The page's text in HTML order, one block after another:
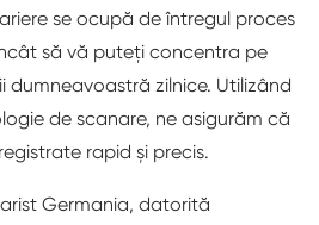
se ocupă de întregul proces
să vă puteți concentra pe
zilnice. Utilizând
de scanare, ne asigurăm că
rapid și precis.
Germania, datorită